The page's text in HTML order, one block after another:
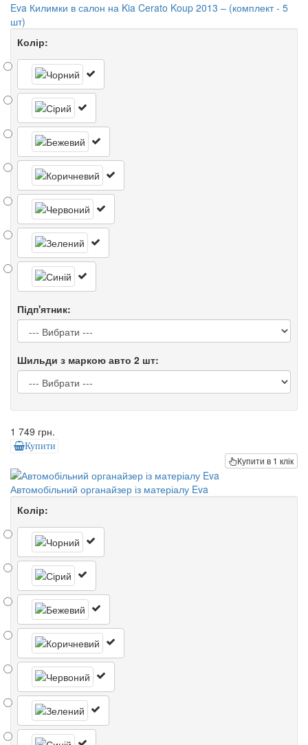
Eva Килимки в салон на Kia Cerato Koup 2013 – (комплект - 5
шт)
Колір:
Підп'ятник:
Шильди з маркою авто 2 шт:
1 749 грн.
Купити
Купити в 1 клік
Автомобільний органайзер із матеріалу Eva
Колір: